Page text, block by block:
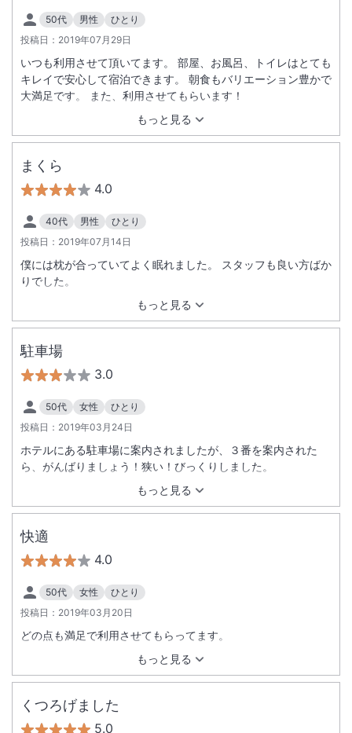
50代 男性
ひとり
投稿日： 2019年07月29日
もっと見る
いつも利用させて頂いてます。 部屋、お風呂、トイレはとても
キレイで安心して宿泊できます。 朝食もバリエーション豊かで
大満足です。 また、利用させてもらいます！
まくら
4.0
40代 男性
ひとり
投稿日： 2019年07月14日
もっと見る
僕には枕が合っていてよく眠れました。 スタッフも良い方ばか
りでした。
駐車場
3.0
50代 女性
ひとり
投稿日： 2019年03月24日
もっと見る
ホテルにある駐車場に案内されましたが、３番を案内された
ら、がんばりましょう！狭い！びっくりしました。
快適
4.0
50代 女性
ひとり
投稿日： 2019年03月20日
もっと見る
どの点も満足で利用させてもらってます。
くつろげました
5.0